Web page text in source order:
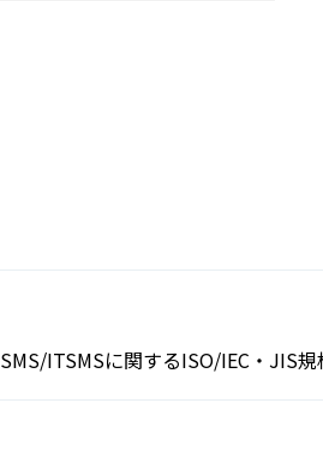
ITSMSに関するISO/IEC・JIS規